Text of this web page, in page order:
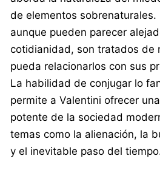
de elementos sobrenaturales.
aunque pueden parecer
cotidianidad, son tratados de
pueda relacionarlos con sus
La habilidad de conjugar lo
permite a Valentini ofrecer
potente de la sociedad
temas como la alienación, la
y el inevitable paso del